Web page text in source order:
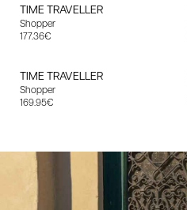
TIME TRAVELLER
Shopper
Angebotspreis
177.36€
TIME TRAVELLER
Shopper
Angebotspreis
169.95€